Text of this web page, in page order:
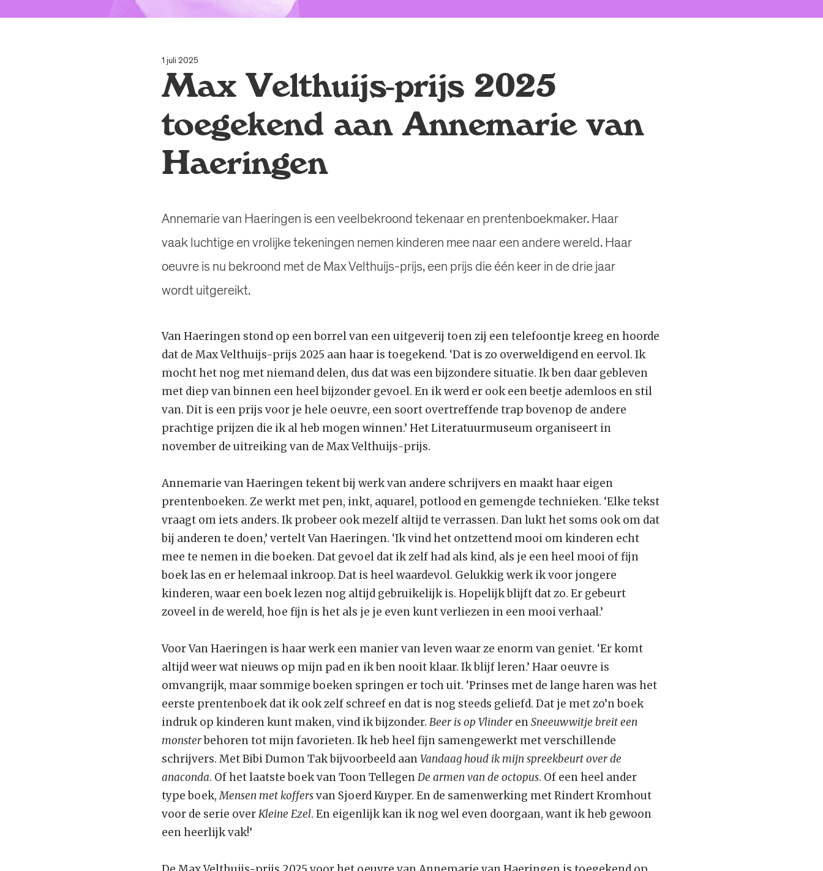
1 juli 2025
Max Velthuijs-prijs 2025
toegekend aan Annemarie van
Haeringen
Annemarie van Haeringen is een veelbekroond tekenaar en prentenboekmaker. Haar
vaak luchtige en vrolijke tekeningen nemen kinderen mee naar een andere wereld. Haar
oeuvre is nu bekroond met de Max Velthuijs-prijs, een prijs die één keer in de drie jaar
wordt uitgereikt.
Van Haeringen stond op een borrel van een uitgeverij toen zij een telefoontje kreeg en hoorde
dat de Max Velthuijs-prijs 2025 aan haar is toegekend. ‘Dat is zo overweldigend en eervol. Ik
mocht het nog met niemand delen, dus dat was een bijzondere situatie. Ik ben daar gebleven
met diep van binnen een heel bijzonder gevoel. En ik werd er ook een beetje ademloos en stil
van. Dit is een prijs voor je hele oeuvre, een soort overtreffende trap bovenop de andere
prachtige prijzen die ik al heb mogen winnen.’ Het Literatuurmuseum organiseert in
november de uitreiking van de Max Velthuijs-prijs.
Annemarie van Haeringen tekent bij werk van andere schrijvers en maakt haar eigen
prentenboeken. Ze werkt met pen, inkt, aquarel, potlood en gemengde technieken. ‘Elke tekst
vraagt om iets anders. Ik probeer ook mezelf altijd te verrassen. Dan lukt het soms ook om dat
bij anderen te doen,’ vertelt Van Haeringen. ‘Ik vind het ontzettend mooi om kinderen echt
mee te nemen in die boeken. Dat gevoel dat ik zelf had als kind, als je een heel mooi of fijn
boek las en er helemaal inkroop. Dat is heel waardevol. Gelukkig werk ik voor jongere
kinderen, waar een boek lezen nog altijd gebruikelijk is. Hopelijk blijft dat zo. Er gebeurt
zoveel in de wereld, hoe fijn is het als je je even kunt verliezen in een mooi verhaal.’
Voor Van Haeringen is haar werk een manier van leven waar ze enorm van geniet. ‘Er komt
altijd weer wat nieuws op mijn pad en ik ben nooit klaar. Ik blijf leren.’ Haar oeuvre is
omvangrijk, maar sommige boeken springen er toch uit. ‘Prinses met de lange haren was het
eerste prentenboek dat ik ook zelf schreef en dat is nog steeds geliefd. Dat je met zo’n boek
indruk op kinderen kunt maken, vind ik bijzonder. Beer is op VlinderenSneeuwwitje breit een
monsterbehoren tot mijn favorieten. Ik heb heel fijn samengewerkt met verschillende
schrijvers. Met Bibi Dumon Tak bijvoorbeeld aanVandaag houd ik mijn spreekbeurt over de
anaconda. Of het laatste boek van Toon TellegenDe armen van de octopus. Of een heel ander
type boek,Mensen met koffersvan Sjoerd Kuyper. En de samenwerking met Rindert Kromhout
voor de serie overKleine Ezel. En eigenlijk kan ik nog wel even doorgaan, want ik heb gewoon
een heerlijk vak!’